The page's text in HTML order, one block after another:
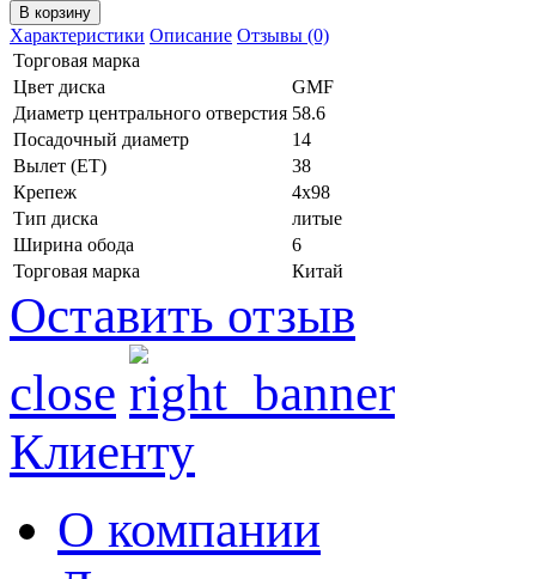
Характеристики Описание Отзывы (0)
Торговая марка
Цвет диска
GMF
Диаметр центрального отверстия 58.6
Посадочный диаметр
14
Вылет (ET)
38
Крепеж
4x98
Тип диска
литые
Ширина обода
6
Торговая марка
Китай
Оставить отзыв
close
Клиенту
О компании